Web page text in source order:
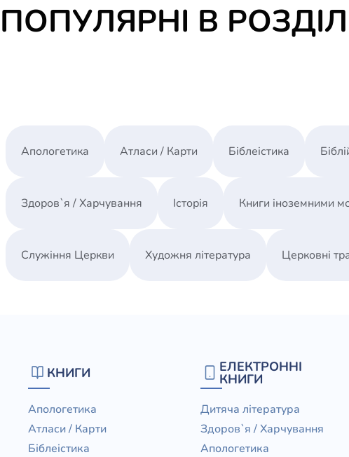
ПОПУЛЯРНІ В
Апологетика Атласи / Карти Біблеістика
Здоров`я / Харчування Історія Книги іноземними
Служіння Церкви Художня література Церковні
КНИГИ
Апологетика
Атласи / Карти
Біблеістика
ЕЛЕКТРОННІ
КНИГИ
Дитяча література
Здоров`я / Харчування
Апологетика